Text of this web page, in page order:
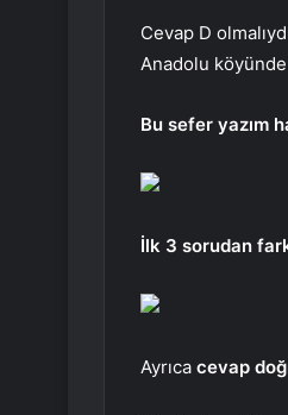
Cevap D
Anadolu
Bu sefer yazım
İlk 3 sorudan
Ayrıca cevap